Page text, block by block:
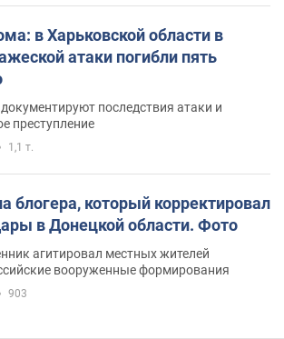
в Харьковской области в
атаки погибли пять
последствия атаки и
преступление
1,1 т.
блогера, который корректировал
в Донецкой области. Фото
агитировал местных жителей
вооруженные формирования
903